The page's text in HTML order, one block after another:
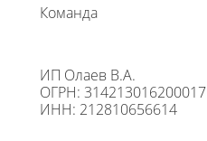
Команда
ИП Олаев В.А.
ОГРН: 314213016200017
ИНН: 212810656614